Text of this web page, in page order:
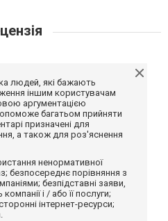
людей, які бажають
іншим користувачам
аргументацією
багатьом прийняти
призначені для
а також для роз'яснення
ненормативної
безпосереднє порівняння з
безпідставні заяви,
і / або її послуги;
інтернет-ресурси;